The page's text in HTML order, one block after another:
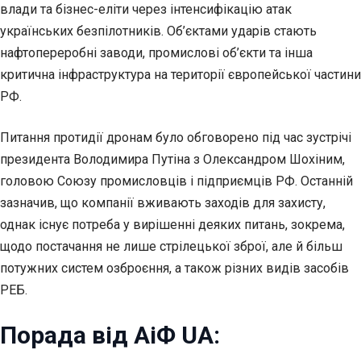
влади та бізнес-еліти через інтенсифікацію атак
українських безпілотників. Об’єктами ударів стають
нафтопереробні заводи, промислові об’єкти та інша
критична інфраструктура на території європейської частини
РФ.
Питання протидії дронам було обговорено під час зустрічі
президента Володимира Путіна з Олександром Шохіним,
головою Союзу промисловців і підприємців РФ. Останній
зазначив, що компанії вживають заходів для захисту,
однак існує потреба у вирішенні деяких питань, зокрема,
щодо постачання не лише стрілецької зброї, але й більш
потужних систем озброєння, а також різних видів засобів
РЕБ.
Порада від АіФ UA: